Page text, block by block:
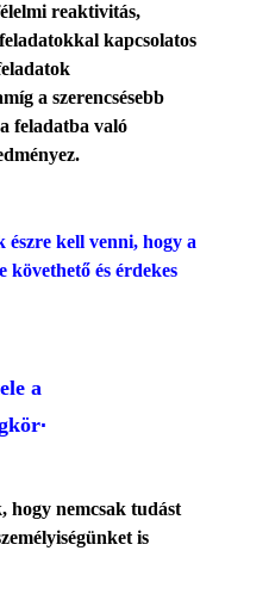
reaktivitás,
kapcsolatos
a sze­rencsésebb
feladat­ba való
észre kell venni, hogy a
követhe­tő és érdekes
a
.
nemcsak tudást
is